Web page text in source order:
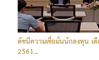
ดัชนีความเชื่อมั่นนักลงทุน
2561...